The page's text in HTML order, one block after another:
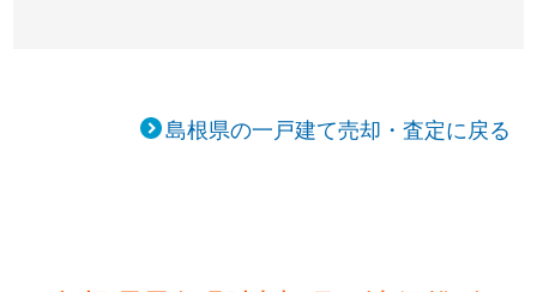
島根県の一戸建て売却・査定に戻る